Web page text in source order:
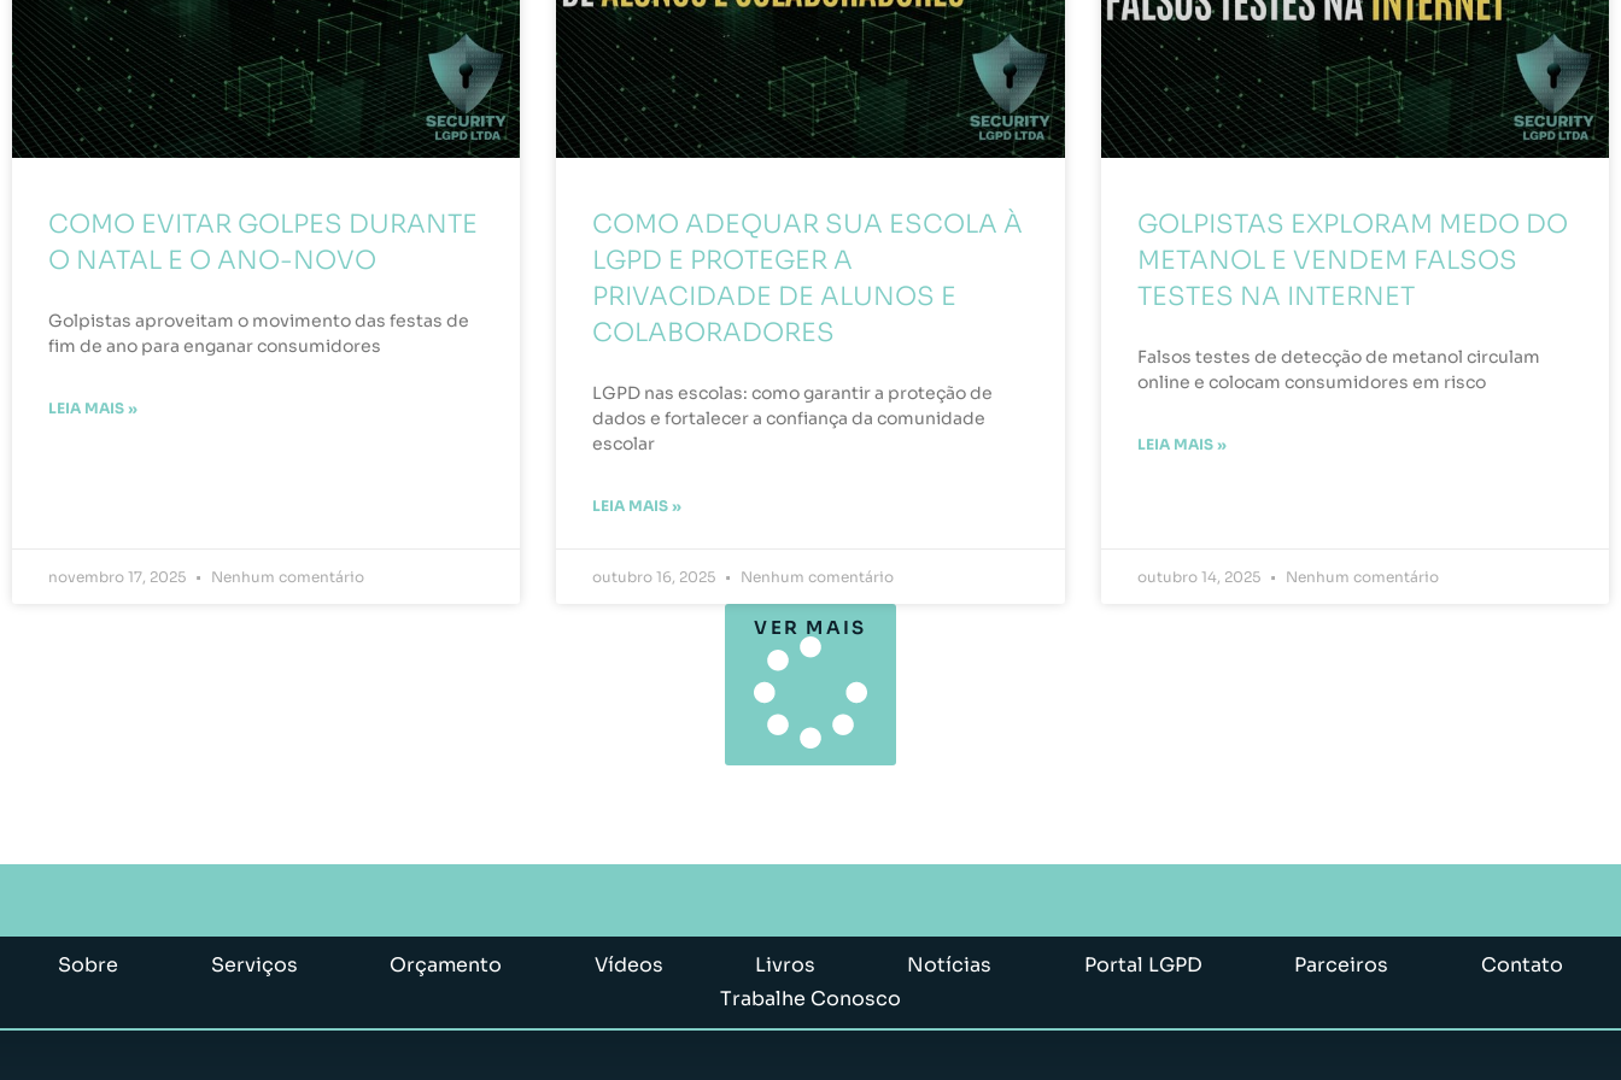
COMO EVITAR GOLPES DURANTE
O NATAL E O ANO-NOVO
Golpistas aproveitam o movimento das festas de
fim de ano para enganar consumidores
LEIA MAIS »
novembro 17, 2025 Nenhum comentário
COMO ADEQUAR SUA ESCOLA À
LGPD E PROTEGER A
PRIVACIDADE DE ALUNOS E
COLABORADORES
LGPD nas escolas: como garantir a proteção de
dados e fortalecer a confiança da comunidade
escolar
LEIA MAIS »
outubro 16, 2025 Nenhum comentário
GOLPISTAS EXPLORAM MEDO DO
METANOL E VENDEM FALSOS
TESTES NA INTERNET
Falsos testes de detecção de metanol circulam
online e colocam consumidores em risco
LEIA MAIS »
outubro 14, 2025 Nenhum comentário
VER MAIS
Sobre Serviços Orçamento Vídeos Livros Notícias Portal LGPD Parceiros
Contato
Trabalhe Conosco